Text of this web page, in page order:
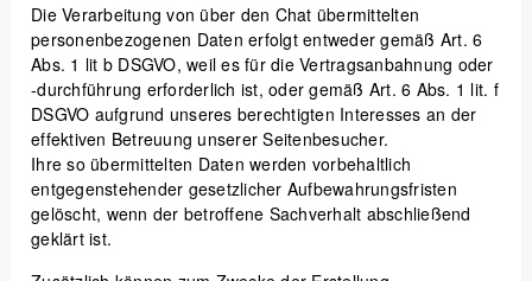
Die Verarbeitung von über den Chat übermittelten
personenbezogenen Daten erfolgt entweder gemäß Art. 6
Abs. 1 lit b DSGVO, weil es für die Vertragsanbahnung oder
-durchführung erforderlich ist, oder gemäß Art. 6 Abs. 1 lit. f
DSGVO aufgrund unseres berechtigten Interesses an der
effektiven Betreuung unserer Seitenbesucher.
Ihre so übermittelten Daten werden vorbehaltlich
entgegenstehender gesetzlicher Aufbewahrungsfristen
gelöscht, wenn der betroffene Sachverhalt abschließend
geklärt ist.